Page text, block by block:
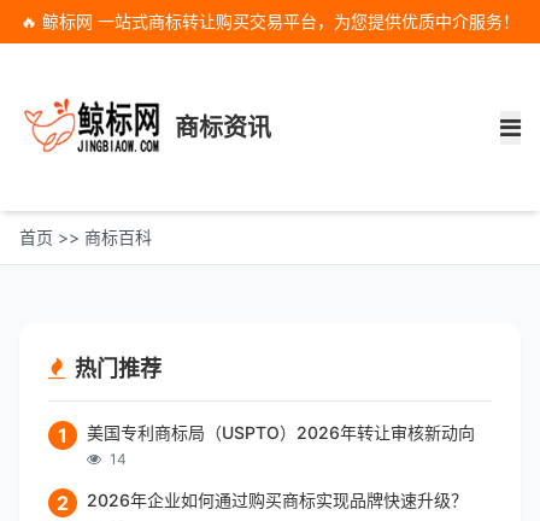
🔥 鲸标网 一站式商标转让购买交易平台，为您提供优质中介服务！
商标资讯
首页 >> 商标百科
热门推荐
1 美国专利商标局（USPTO）2026年转让审核新动向
14
2 2026年企业如何通过购买商标实现品牌快速升级？